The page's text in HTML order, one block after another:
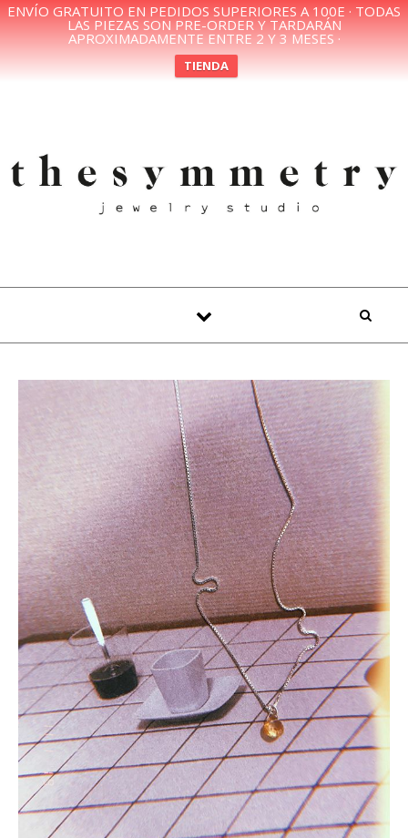
ENVÍO GRATUITO EN PEDIDOS SUPERIORES A 100E · TODAS
LAS PIEZAS SON PRE-ORDER Y TARDARÁN
APROXIMADAMENTE ENTRE 2 Y 3 MESES ·
TIENDA